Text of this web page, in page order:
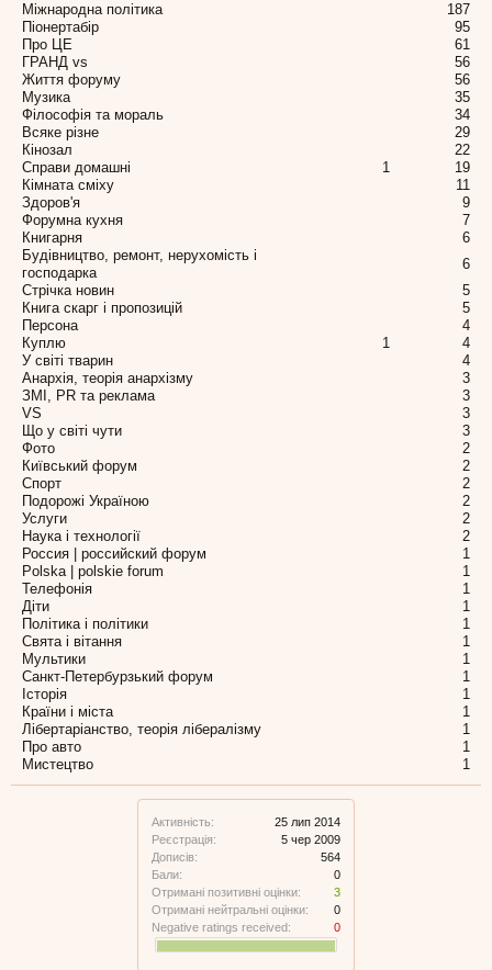
Активність:
25 лип 2014
Реєстрація:
5 чер 2009
Дописів:
564
Бали:
0
Отримані позитивні оцінки:
3
Отримані нейтральні оцінки:
0
Negative ratings received:
0
Міжнародна політика
187
Піонертабір
95
Про ЦЕ
61
ГРАНД vs
56
Життя форуму
56
Музика
35
Філософія та мораль
34
Всяке різне
29
Кінозал
22
Справи домашні
1
19
Кімната сміху
11
Здоров'я
9
Форумна кухня
7
Книгарня
6
Будівництво, ремонт, нерухомість і
господарка
6
Стрічка новин
5
Книга скарг і пропозицій
5
Персона
4
Куплю
1
4
У світі тварин
4
Анархія, теорія анархізму
3
ЗМІ, PR та реклама
3
VS
3
Що у світі чути
3
Фото
2
Київський форум
2
Спорт
2
Подорожі Україною
2
Услуги
2
Наука і технології
2
Россия | российский форум
1
Polska | polskie forum
1
Телефонія
1
Діти
1
Політика і політики
1
Свята і вітання
1
Мультики
1
Санкт-Петербурзький форум
1
Історія
1
Країни і міста
1
Лібертаріанство, теорія лібералізму
1
Про авто
1
Мистецтво
1